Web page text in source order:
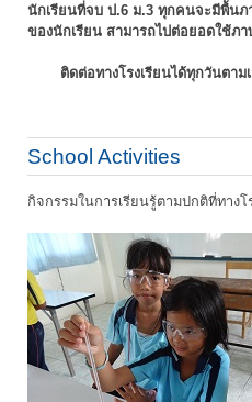
นักเรียนที่จบ ป.6 ม.3 ทุกคนจะมีพื้นภ
ของนักเรียน สามารถไปต่อยอดใช้ภ
ติดต่อทางโรงเรียนได้ทุกวันตาม
School Activities
กิจกรรมในการเรียนรู้ตามปกติที่ทาง